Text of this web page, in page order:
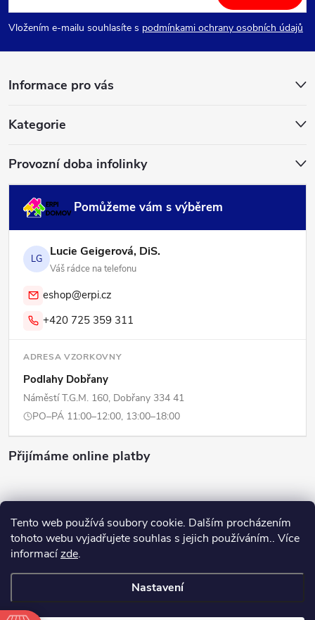
Tento web používá soubory cookie. Dalším procházením
tohoto webu vyjadřujete souhlas s jejich používáním.. Více
informacízde.
Nastavení
p
a
Vložením e-mailu souhlasíte s podmínkami ochrany osobních údajů
Informace pro vás
Kategorie
Provozní doba infolinky
Pomůžeme vám s výběrem
LG Lucie Geigerová, DiS.
Váš rádce na telefonu
eshop@erpi.cz
+420 725 359 311
ADRESA VZORKOVNY
Podlahy Dobřany
Náměstí T.G.M. 160, Dobřany 334 41
PO–PÁ 11:00–12:00, 13:00–18:00
Přijímáme online platby
Vytvořil Shoptet
Copyright 2026ERPI - Domov. Všechna práva vyhrazena.Upravit